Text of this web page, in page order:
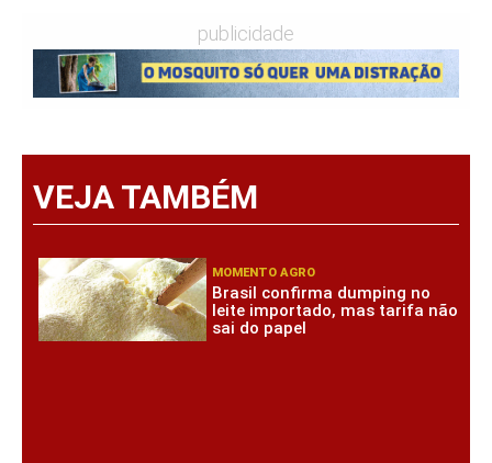
publicidade
VEJA TAMBÉM
MOMENTO AGRO
Brasil confirma dumping no
leite importado, mas tarifa não
sai do papel